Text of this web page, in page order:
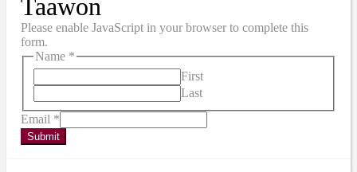
Taawon
Please enable JavaScript in your browser to complete this
form.
Name *
First
Last
Email *
Submit